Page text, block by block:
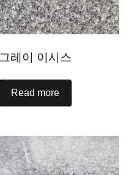
그레이 이시스
Read more